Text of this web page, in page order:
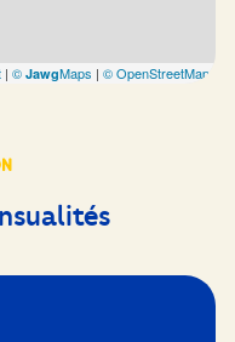
| © JawgMaps | © OpenStreetMap